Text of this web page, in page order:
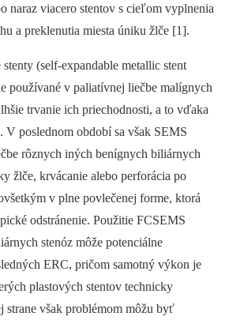
naraz viacero stentov s cieľom vyplnenia
a preklenutia miesta úniku žlče [1].
(self-expandable metallic stent
používané v paliatívnej liečbe malígnych
trvanie ich priechodnosti, a to vďaka
V poslednom období sa však SEMS
rôznych iných benígnych biliárnych
žlče, krvácanie alebo perforácia po
v plne povlečenej forme, ktorá
odstránenie. Použitie ­FCSEMS
stenóz môže potenciálne
ERC, pričom samotný výkon je
plastových stentov technicky
strane však problémom môžu byť